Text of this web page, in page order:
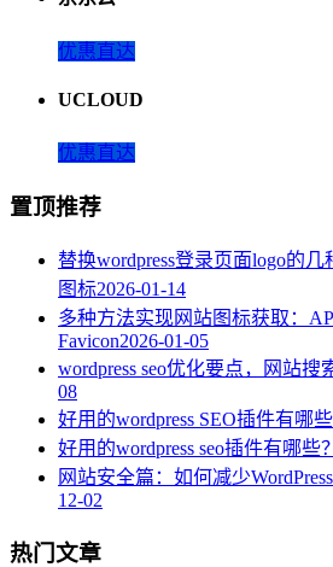
优惠直达
UCLOUD
优惠直达
置顶推荐
替换wordpress登录页面logo的
图标2026-01-14
多种方法实现网站图标获取：
Favicon2026-01-05
wordpress seo优化要点，网站搜
08
好用的wordpress SEO插件有哪
好用的wordpress seo插件有哪些？
网站安全篇：如何减少
12-02
热门文章